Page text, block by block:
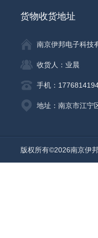
货物收货地址
南京伊邦电子科技
收货人：业晨
手机：
地址：南京市江宁
版权所有©2026南京伊